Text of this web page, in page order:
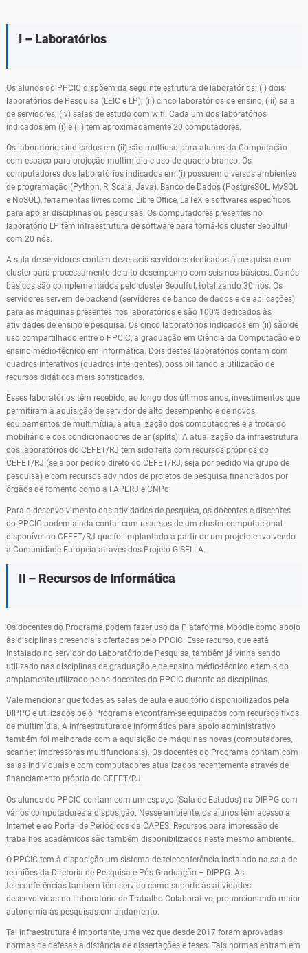
I – Laboratórios
Os alunos do PPCIC dispõem da seguinte estrutura de laboratórios: (i) dois
laboratórios de Pesquisa (LEIC e LP); (ii) cinco laboratórios de ensino, (iii) sala
de servidores; (iv) salas de estudo com wifi. Cada um dos laboratórios
indicados em (i) e (ii) tem aproximadamente 20 computadores.
Os laboratórios indicados em (ii) são multiuso para alunos da Computação
com espaço para projeção multimídia e uso de quadro branco. Os
computadores dos laboratórios indicados em (i) possuem diversos ambientes
de programação (Python, R, Scala, Java), Banco de Dados (PostgreSQL, MySQL
e NoSQL), ferramentas livres como Libre Office, LaTeX e softwares específicos
para apoiar disciplinas ou pesquisas. Os computadores presentes no
laboratório LP têm infraestrutura de software para torná-los cluster Beoulful
com 20 nós.
A sala de servidores contém dezesseis servidores dedicados à pesquisa e um
cluster para processamento de alto desempenho com seis nós básicos. Os nós
básicos são complementados pelo cluster Beoulful, totalizando 30 nós. Os
servidores servem de backend (servidores de banco de dados e de aplicações)
para as máquinas presentes nos laboratórios e são 100% dedicados às
atividades de ensino e pesquisa. Os cinco laboratórios indicados em (ii) são de
uso compartilhado entre o PPCIC, a graduação em Ciência da Computação e o
ensino médio-técnico em Informática. Dois destes laboratórios contam com
quadros interativos (quadros inteligentes), possibilitando a utilização de
recursos didáticos mais sofisticados.
Esses laboratórios têm recebido, ao longo dos últimos anos, investimentos que
permitiram a aquisição de servidor de alto desempenho e de novos
equipamentos de multimídia, a atualização dos computadores e a troca do
mobiliário e dos condicionadores de ar (splits). A atualização da infraestrutura
dos laboratórios do CEFET/RJ tem sido feita com recursos próprios do
CEFET/RJ (seja por pedido direto do CEFET/RJ, seja por pedido via grupo de
pesquisa) e com recursos advindos de projetos de pesquisa financiados por
órgãos de fomento como a FAPERJ e CNPq.
Para o desenvolvimento das atividades de pesquisa, os docentes e discentes
do PPCIC podem ainda contar com recursos de um cluster computacional
disponível no CEFET/RJ que foi implantado a partir de um projeto envolvendo
a Comunidade Europeia através dos Projeto GISELLA.
II – Recursos de Informática
Os docentes do Programa podem fazer uso da Plataforma Moodle como apoio
às disciplinas presenciais ofertadas pelo PPCIC. Esse recurso, que está
instalado no servidor do Laboratório de Pesquisa, também já vinha sendo
utilizado nas disciplinas de graduação e de ensino médio-técnico e tem sido
amplamente utilizado pelos docentes do PPCIC durante as disciplinas.
Vale mencionar que todas as salas de aula e auditório disponibilizados pela
DIPPG e utilizados pelo Programa encontram-se equipados com recursos fixos
de multimídia. A infraestrutura de informática para apoio administrativo
também foi melhorada com a aquisição de máquinas novas (computadores,
scanner, impressoras multifuncionais). Os docentes do Programa contam com
salas individuais e com computadores atualizados recentemente através de
financiamento próprio do CEFET/RJ.
Os alunos do PPCIC contam com um espaço (Sala de Estudos) na DIPPG com
vários computadores à disposição. Nesse ambiente, os alunos têm acesso à
Internet e ao Portal de Periódicos da CAPES. Recursos para impressão de
trabalhos acadêmicos são também disponibilizados neste mesmo ambiente.
O PPCIC tem à disposição um sistema de teleconferência instalado na sala de
reuniões da Diretoria de Pesquisa e Pós-Graduação – DIPPG. As
teleconferências também têm servido como suporte às atividades
desenvolvidas no Laboratório de Trabalho Colaborativo, proporcionando maior
autonomia às pesquisas em andamento.
Tal infraestrutura é importante, uma vez que desde 2017 foram aprovadas
normas de defesas a distância de dissertações e teses. Tais normas entram em